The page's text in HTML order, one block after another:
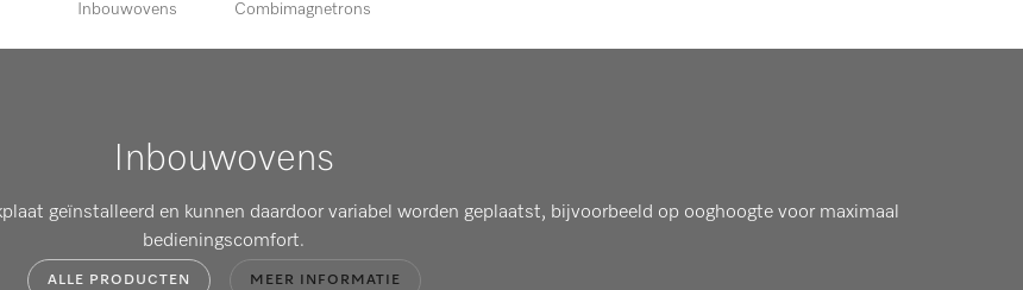
Inbouwovens Combimagnetrons
Inbouwovens
geïnstalleerd en kunnen daardoor variabel worden geplaatst, bijvoorbeeld op ooghoogte voor maximaal
bedieningscomfort.
ALLE PRODUCTEN MEER INFORMATIE